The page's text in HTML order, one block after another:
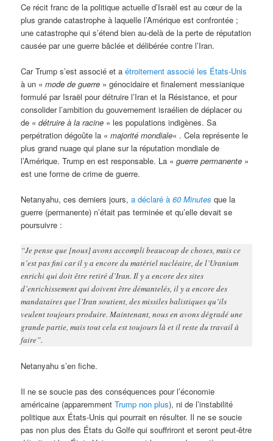
Ce récit franc de la politique actuelle d’Israël est au cœur de la
plus grande catastrophe à laquelle l’Amérique est confrontée ;
une catastrophe qui s’étend bien au-delà de la perte de réputation
causée par une guerre bâclée et délibérée contre l’Iran.
Car Trump s’est associé et aétroitement associé les États-Unis
à un «mode de guerre » génocidaire et finalement messianique
formulé par Israël pour détruire l’Iran et la Résistance, et pour
consolider l’ambition du gouvernement israélien de déplacer ou
de «détruire à la racine » les populations indigènes. Sa
perpétration dégoûte la «majorité mondiale« . Cela représente le
plus grand nuage qui plane sur la réputation mondiale de
l’Amérique. Trump en est responsable. La «guerre permanente »
est une forme de crime de guerre.
Netanyahu, ces derniers jours,a déclaré à60 Minutes que la
guerre (permanente) n’était pas terminée et qu’elle devait se
poursuivre :
“Je pense que [nous] avons accompli beaucoup de choses, mais ce
n’est pas fini car il y a encore du matériel nucléaire, de l’Uranium
enrichi qui doit être retiré d’Iran. Il y a encore des sites
d’enrichissement qui doivent être démantelés, il y a encore des
mandataires que l’Iran soutient, des missiles balistiques qu’ils
veulent toujours produire. Maintenant, nous en avons dégradé une
grande partie, mais tout cela est toujours là et il reste du travail à
faire”.
Netanyahu s’en fiche.
Il ne se soucie pas des conséquences pour l’économie
américaine (apparemmentTrump non plus), ni de l’instabilité
politique aux États-Unis qui pourrait en résulter. Il ne se soucie
pas non plus des États du Golfe qui souffriront et seront peut-être